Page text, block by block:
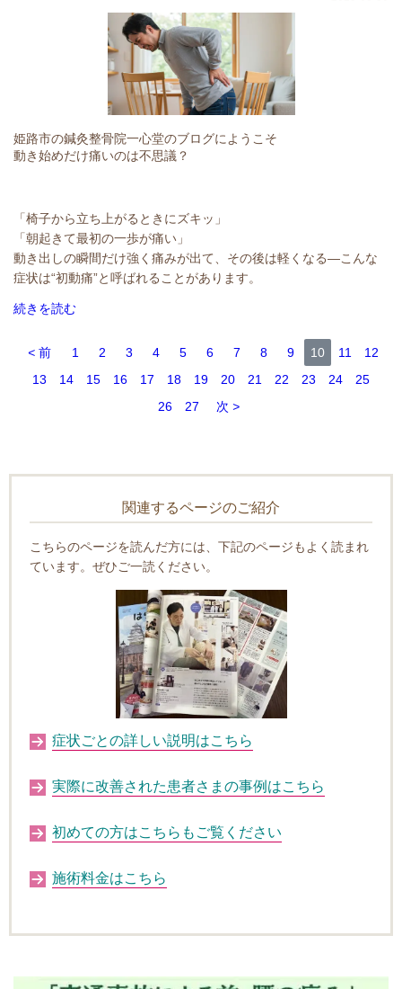
姫路市の鍼灸整骨院一心堂のブログにようこそ
動き始めだけ痛いのは不思議？
「椅子から立ち上がるときにズキッ」
「朝起きて最初の一歩が痛い」
動き出しの瞬間だけ強く痛みが出て、その後は軽くなる―こんな
症状は“初動痛”と呼ばれることがあります。
続きを読む
前 1 2 3 4 5 6 7 8 9 10 11
12
13
14 15 16 17 18 19 20 21 22 23 24
25
26
27 次
関連するページのご紹介
こちらのページを読んだ方には、下記のページもよく読まれ
ています。ぜひご一読ください。
症状ごとの詳しい説明はこちら
実際に改善された患者さまの事例はこちら
初めての方はこちらもご覧ください
施術料金はこちら